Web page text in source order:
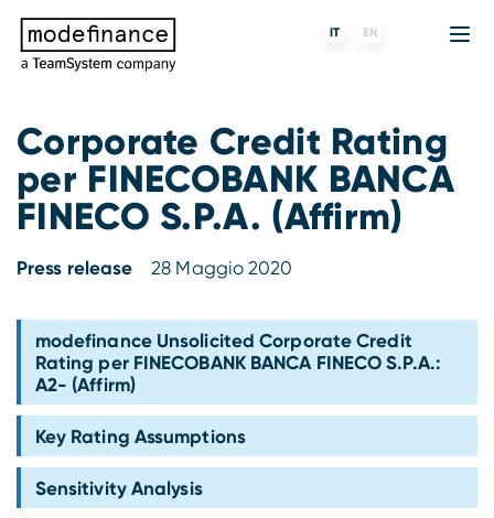
IT EN
Corporate Credit Rating
per FINECOBANK BANCA
FINECO S.P.A. (Affirm)
Press release 28 Maggio 2020
modefinance Unsolicited Corporate Credit
Rating per FINECOBANK BANCA FINECO S.P.A.:
A2- (Affirm)
Key Rating Assumptions
Sensitivity Analysis
Agenzia di Rating
Rating ESG
Tigran
s-peek
MORE
ForST
Data Science
API & Plug-N-Play
Fintech
Banche e finanziarie
SGR e fondi
Imprese
Chi siamo
Partner e clienti
Blog
Press center
Contatti
Lavora con noi
Compliance